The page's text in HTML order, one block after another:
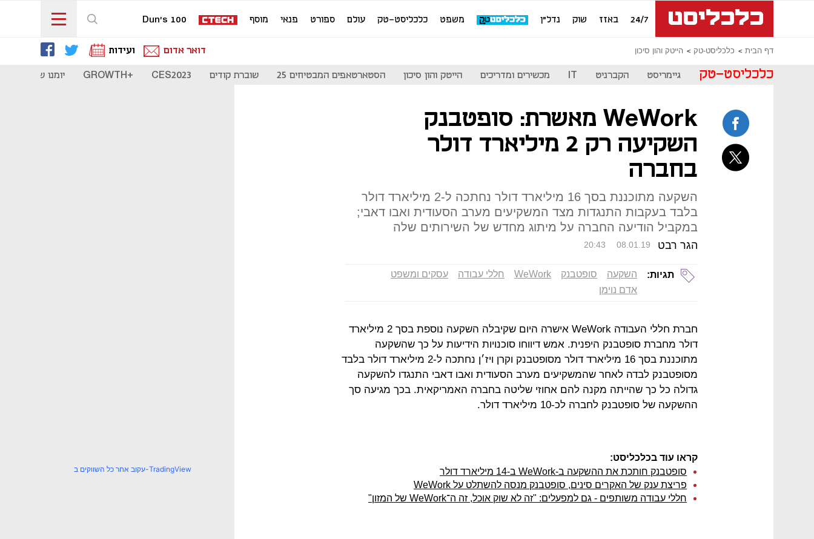
24/7 באזז שוק נדל"ן משפט כלכליסט-טק עולם ספורט פנאי מוסף Dun's 100
דף הבית כלכליסט-טק הייטק והון סיכון דואר אדום ועידות
כלכליסט-טק גיימריסט הקברניט IT מכשירים ומדריכים הייטק והון סיכון הסטארטאפים המבטיחים 25 שוברת קודים CES2023
+GROWTH יומנו של
WeWork מאשרת: סופטבנק
השקיעה רק 2 מיליארד דולר
בחברה
השקעה מתוכננת בסך 16 מיליארד דולר נחתכה ל-2 מיליארד דולר
בלבד בעקבות התנגדות מצד המשקיעים מערב הסעודית ואבו דאבי;
במקביל הודיעה החברה על מיתוג מחדש של השירותים שלה
הגר רבט 20:43 08.01.19
תגיות: השקעה סופטבנק WeWork חללי עבודה
עסקים ומשפט
אדם נוימן
חברת חללי העבודה WeWork אישרה היום שקיבלה השקעה נוספת בסך 2 מיליארד
דולר מחברת סופטבנק היפנית. אמש דיווחו סוכנויות הידיעות על כך שהשקעה
מתוכננת בסך 16 מיליארד דולר מסופטבנק וקרן ויז׳ן נחתכה ל-2 מיליארד דולר בלבד
מסופטבנק לבדה לאחר שהמשקיעים מערב הסעודית ואבו דאבי התנגדו להשקעה
גדולה כל כך שהייתה מקנה להם אחוזי שליטה בחברה האמריקאית. בכך מגיעה סך
ההשקעה של סופטבנק לחברה לכ-10 מיליארד דולר.
קראו עוד בכלכליסט:
סופטבנק חותכת את ההשקעה ב-WeWork ב-14 מיליארד דולר
פריצת ענק של האקרים סינים, סופטבנק מנסה להשתלט על WeWork
חללי עבודה משותפים - גם למפעלים: "זה לא שוק אוכל, זה ה־WeWork של המזון"
עקוב אחר כל השווקים ב-TradingView